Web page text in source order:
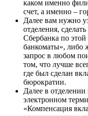
каком именно
счет, а именно –
Далее вам нужно
отделения,
Сбербанка по этой
банкоматы», либо
запрос в любом
том, что лучше
где был сделан
бюрократии.
Далее в отделении
электронном
«Компенсация